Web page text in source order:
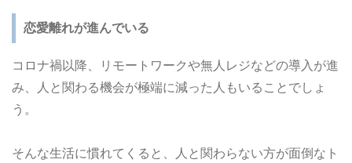
恋愛離れが進んでいる
コロナ禍以降、リモートワークや無人レジなどの導入が進
み、人と関わる機会が極端に減った人もいることでしょ
う。
そんな生活に慣れてくると、人と関わらない方が面倒なト